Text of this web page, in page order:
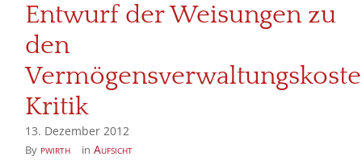
Entwurf der Weisungen zu
den
Kritik
13. Dezember 2012
By pwirth in Aufsicht